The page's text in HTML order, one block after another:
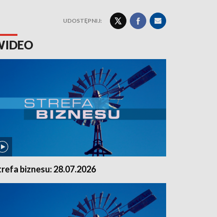
UDOSTĘPNIJ:
biznesu: 28.07.2026